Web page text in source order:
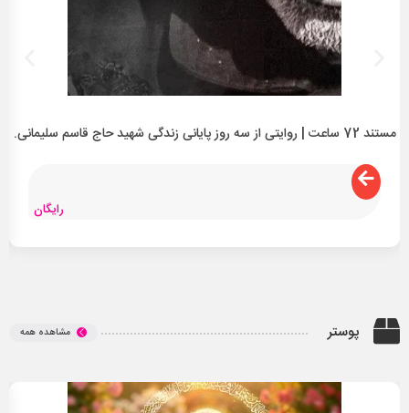
مستند 72 ساعت | روایتی از سه روز پایانی زندگی شهید حاج قاسم سلیمانی.
رایگان
پوستر مشاهده همه